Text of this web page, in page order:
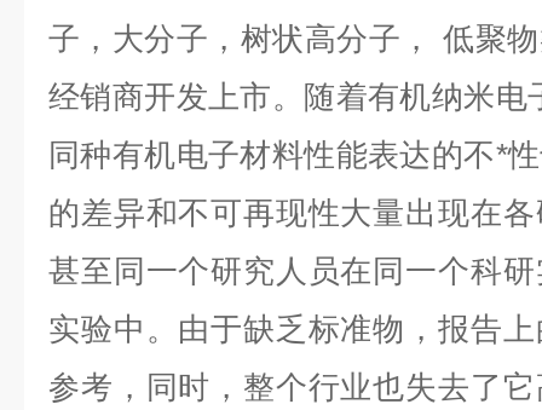
子，大分子，树状高分子，
低聚
经销商开发上市。随着有机纳米电
同种有机电子材料性能表达的不*
的差异和不可再现性大量出现在
甚至同一个研究人员在同一个科
实验中。由于缺乏标准物，报告
参考，同时，整个行业也失去了